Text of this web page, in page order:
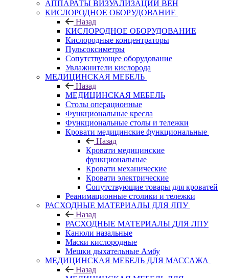
АППАРАТЫ ВИЗУАЛИЗАЦИИ ВЕН
КИСЛОРОДНОЕ ОБОРУДОВАНИЕ
Назад
КИСЛОРОДНОЕ ОБОРУДОВАНИЕ
Кислородные концентраторы
Пульсоксиметры
Сопутствующее оборудование
Увлажнители кислорода
МЕДИЦИНСКАЯ МЕБЕЛЬ
Назад
МЕДИЦИНСКАЯ МЕБЕЛЬ
Столы операционные
Функциональные кресла
Функциональные столы и тележки
Кровати медицинские функциональные
Назад
Кровати медицинские
функциональные
Кровати механические
Кровати электрические
Сопутствующие товары для кроватей
Реанимационные столики и тележки
РАСХОДНЫЕ МАТЕРИАЛЫ ДЛЯ ЛПУ
Назад
РАСХОДНЫЕ МАТЕРИАЛЫ ДЛЯ ЛПУ
Канюли назальные
Маски кислородные
Мешки дыхательные Амбу
МЕДИЦИНСКАЯ МЕБЕЛЬ ДЛЯ МАССАЖА
Назад